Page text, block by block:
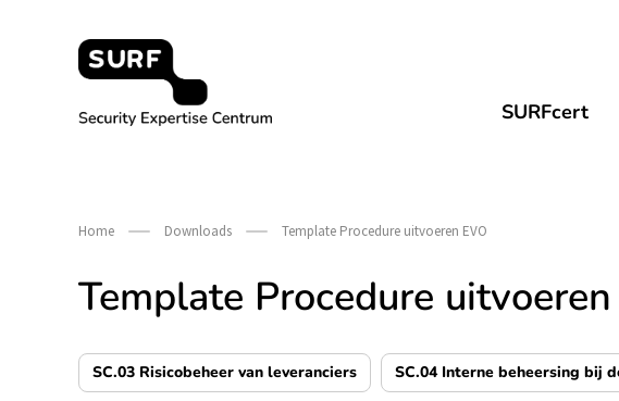
Security Expertise Centrum – by SURF
SURFcert
Home Downloads Template Procedure uitvoeren EVO
Template Procedure uitvoeren
SC.03 Risicobeheer van leveranciers SC.04 Interne beheersing bij